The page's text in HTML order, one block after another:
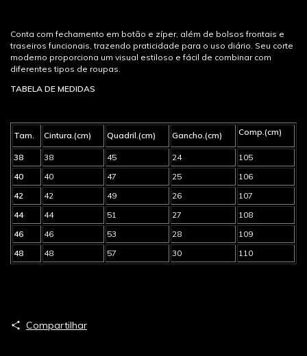
Conta com fechamento em botão e zíper, além de bolsos frontais e
traseiros funcionais, trazendo praticidade para o uso diário. Seu corte
moderno proporciona um visual estiloso e fácil de combinar com
diferentes tipos de roupas.
TABELA DE MEDIDAS
Tam. Cintura.(cm) Quadril.(cm) Gancho.(cm) Comp.(cm)
38 38 45 24
105
40
40 47 25
106
42
42 49 26
107
44
44 51 27
108
46
46 53 28
109
48
48 57 30 110
Compartilhar